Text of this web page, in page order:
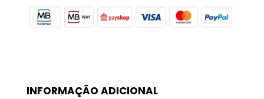
INFORMAÇÃO ADICIONAL